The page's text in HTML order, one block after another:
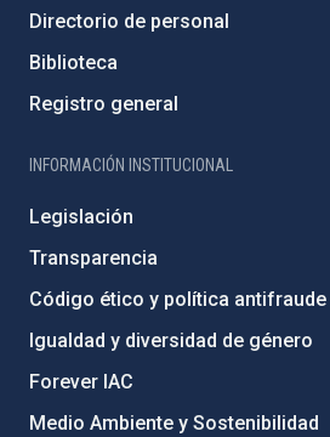
Directorio de personal
Biblioteca
Registro general
INFORMACIÓN INSTITUCIONAL
Legislación
Transparencia
Código ético y política antifraude
Igualdad y diversidad de género
Forever IAC
Medio Ambiente y Sostenibilidad